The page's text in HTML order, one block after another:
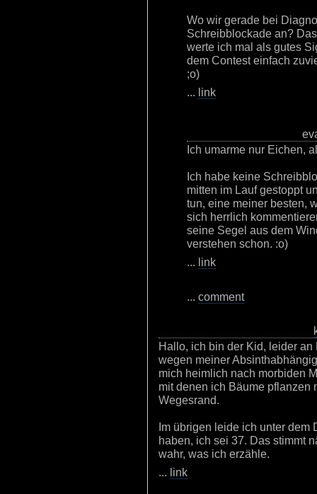
Wo wir gerade bei
Schreibblockade an?
werte ich mal als gutes
dem Contest einfach
;o)
... link
Ich umarme nur Eichen,
Ich habe keine
mitten im Lauf gestoppt
tun, eine meiner besten,
sich herrlich
seine Segel aus dem
verstehen schon. :o)
... link
... comment
Hallo, ich bin der Kid, leider
wegen meiner
mich heimlich nach morbiden
mit denen ich Bäume pflanzen
Wegesrand.
Im übrigen leide ich unter dem
haben, ich sei 37. Das stimmt
wahr, was ich erzähle.
... link